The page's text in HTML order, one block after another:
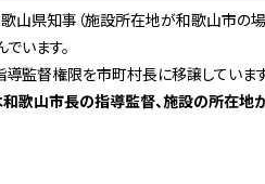
山県知事（施設所在地が和歌山市の
います。
監督権限を市町村長に移譲しています
歌山市長の指導監督、施設の所在